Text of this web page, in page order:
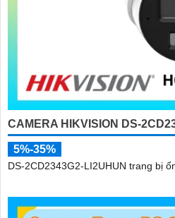
CAMERA HIKVISION DS-
5%-35%
DS-2CD2343G2-LI2UHUN trang bị